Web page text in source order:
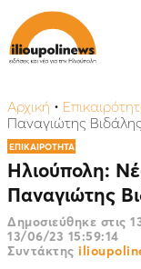
Αρχική •
Παναγιώτης Βιδάλης
ΕΠΙΚΑΙΡΟΤΗΤΑ
Ηλιούπολη:
Παναγιώτης
Δημοσιεύθηκε στις
13/06/23 15:59:14
Συντάκτης